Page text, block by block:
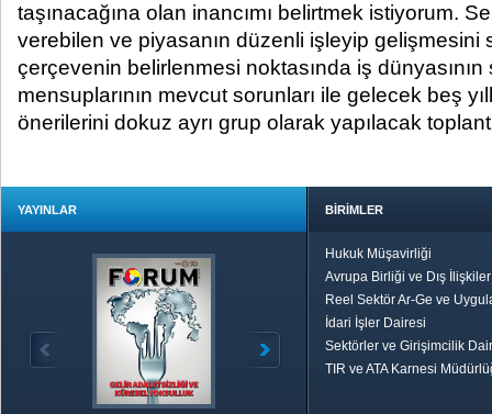
taşınacağına olan inancımı belirtmek istiyorum.
verebilen ve piyasanın düzenli işleyip gelişmesini
çerçevenin belirlenmesi noktasında iş dünyasının
mensuplarının mevcut sorunları ile gelecek beş
önerilerini dokuz ayrı grup olarak yapılacak
YAYINLAR BİRİMLER
Hukuk Müşavirliği
Avrupa Birliği ve Dış
Reel Sektör Ar-Ge ve
İdari İşler Dairesi
Sektörler ve Girişimcilik
TIR ve ATA Karnesi